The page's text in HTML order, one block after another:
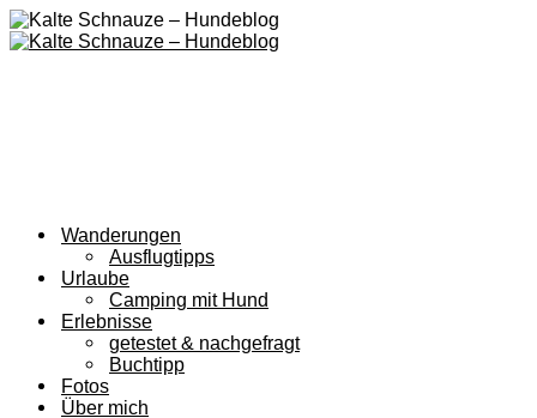
Wanderungen
Ausflugtipps
Urlaube
Camping mit Hund
Erlebnisse
getestet & nachgefragt
Buchtipp
Fotos
Über mich